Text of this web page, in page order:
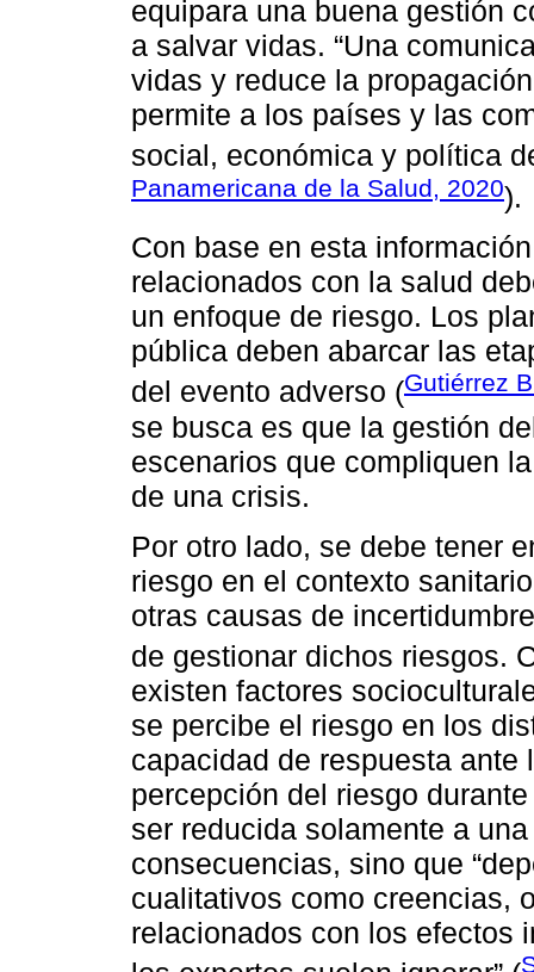
equipara una buena gestión
a salvar vidas. “Una
vidas y reduce la
permite a los países y las
social, económica y política
Panamericana de la Salud, 2020).
Con base en esta
relacionados con la salud
un enfoque de riesgo. Los
pública deben abarcar las
del evento adverso (Gutiérrez
se busca es que la gestión
escenarios que compliquen
de una crisis.
Por otro lado, se debe tener
riesgo en el contexto
otras causas de
de gestionar dichos riesgos.
existen factores
se percibe el riesgo en los
capacidad de respuesta
percepción del riesgo
ser reducida solamente a
consecuencias, sino que
cualitativos como creencias,
relacionados con los efectos